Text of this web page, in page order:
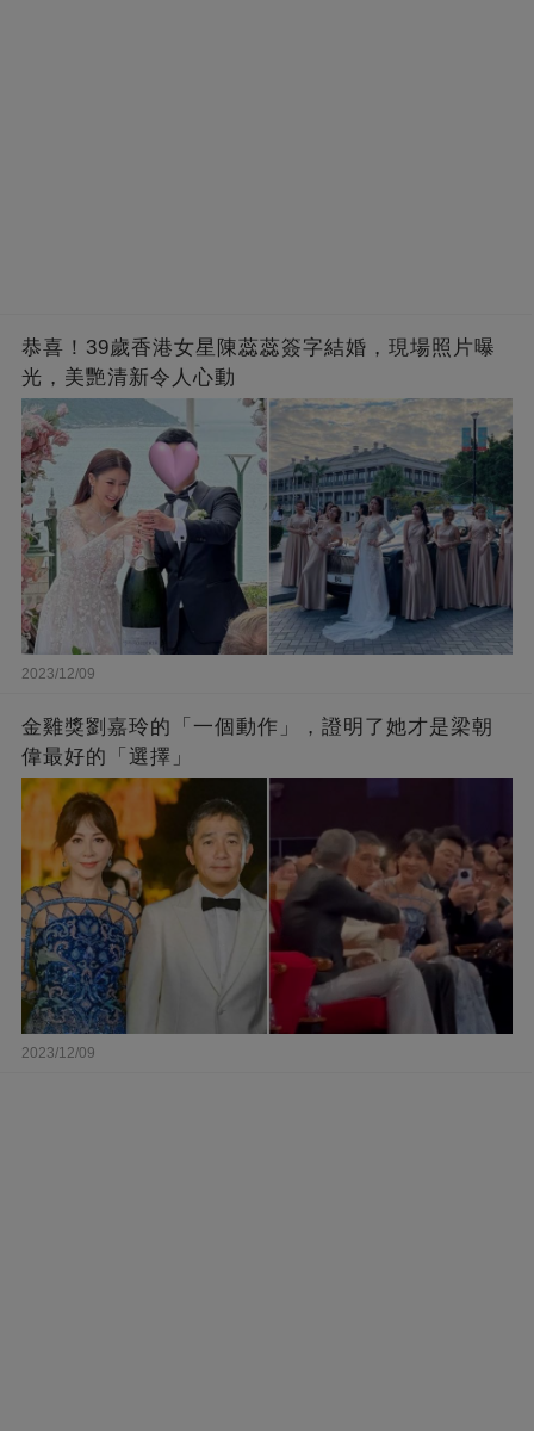
恭喜！39歲香港女星陳蕊蕊簽字結婚，現場照片曝
光，美艷清新令人心動
2023/12/09
金雞獎劉嘉玲的「一個動作」，證明了她才是梁朝
偉最好的「選擇」
2023/12/09